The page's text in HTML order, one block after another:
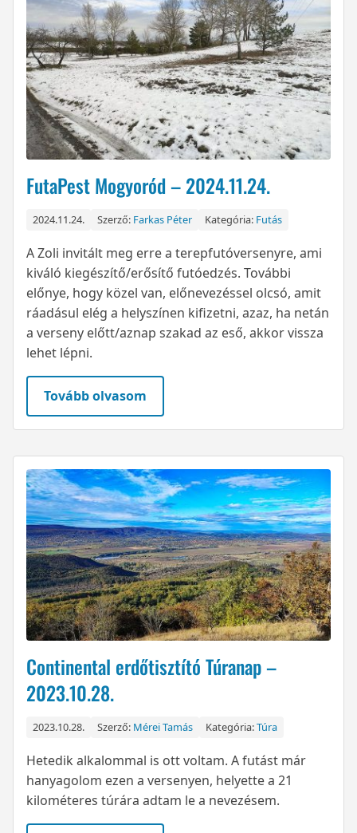
FutaPest Mogyoród – 2024.11.24.
2024.11.24. Szerző: Farkas Péter Kategória: Futás
A Zoli invitált meg erre a terepfutóversenyre, ami
kiváló kiegészítő/erősítő futóedzés. További
előnye, hogy közel van, előnevezéssel olcsó, amit
ráadásul elég a helyszínen kifizetni, azaz, ha netán
a verseny előtt/aznap szakad az eső, akkor vissza
lehet lépni.
Tovább olvasom
Continental erdőtisztító Túranap –
2023.10.28.
2023.10.28. Szerző: Mérei Tamás Kategória:Túra
Hetedik alkalommal is ott voltam. A futást már
hanyagolom ezen a versenyen, helyette a 21
kilométeres túrára adtam le a nevezésem.